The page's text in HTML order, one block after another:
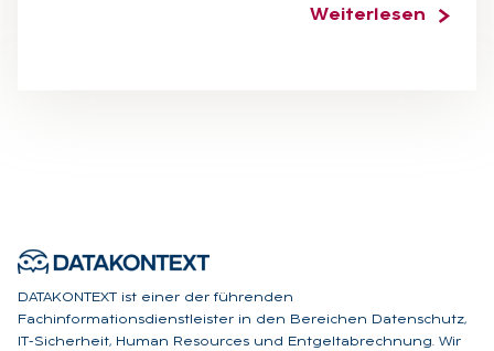
Weiterlesen
DATAKONTEXT ist einer der führenden
Fachinformationsdienstleister in den Bereichen Datenschutz,
IT-Sicherheit, Human Resources und Entgeltabrechnung. Wir